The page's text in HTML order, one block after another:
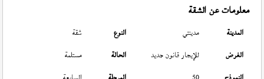
معلومات عن الشقة
المدينة مدينتي النوع
شقة
الغرض
للإيجار قانون جديد الحالة
مستلمة